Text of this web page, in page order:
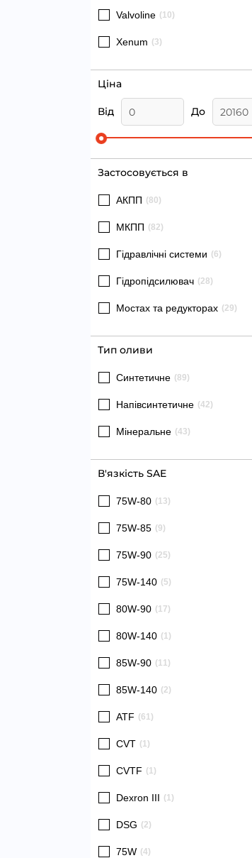
Valvoline (10)
Xenum (3)
Ціна
Від До
Застосовується в
АКПП (80)
МКПП (82)
Гідравлічні системи (6)
Гідропідсилювач (28)
Мостах та редукторах (29)
Тип оливи
Синтетичне (89)
Напівсинтетичне (42)
Мінеральне (43)
В'язкість SAE
75W-80 (13)
75W-85 (9)
75W-90 (25)
75W-140 (5)
80W-90 (17)
80W-140 (1)
85W-90 (11)
85W-140 (2)
ATF (61)
CVT (1)
CVTF (1)
Dexron III (1)
DSG (2)
75W (4)